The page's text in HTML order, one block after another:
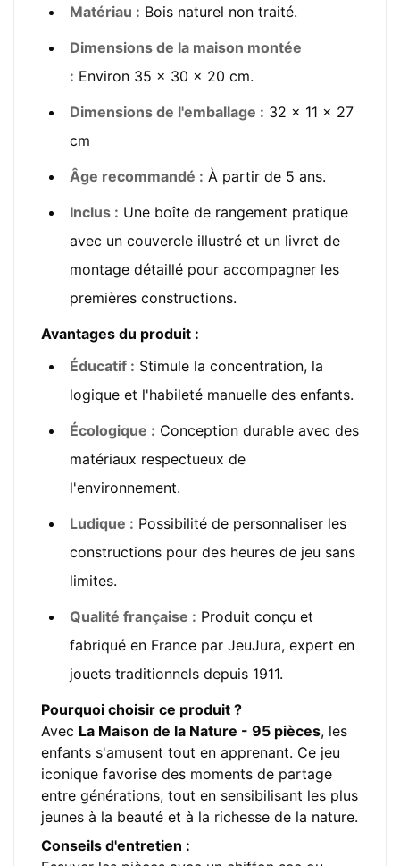
Matériau : Bois naturel non traité.
Dimensions de la maison montée
: Environ 35 x 30 x 20 cm.
Dimensions de l'emballage : 32 x 11 x 27
cm
Âge recommandé : À partir de 5 ans.
Inclus : Une boîte de rangement pratique
avec un couvercle illustré et un livret de
montage détaillé pour accompagner les
premières constructions.
Avantages du produit :
Éducatif : Stimule la concentration, la
logique et l'habileté manuelle des enfants.
Écologique : Conception durable avec des
matériaux respectueux de
l'environnement.
Ludique : Possibilité de personnaliser les
constructions pour des heures de jeu sans
limites.
Qualité française : Produit conçu et
fabriqué en France par JeuJura, expert en
jouets traditionnels depuis 1911.
Pourquoi choisir ce produit ?
Avec La Maison de la Nature - 95 pièces, les
enfants s'amusent tout en apprenant. Ce jeu
iconique favorise des moments de partage
entre générations, tout en sensibilisant les plus
jeunes à la beauté et à la richesse de la nature.
Conseils d'entretien :